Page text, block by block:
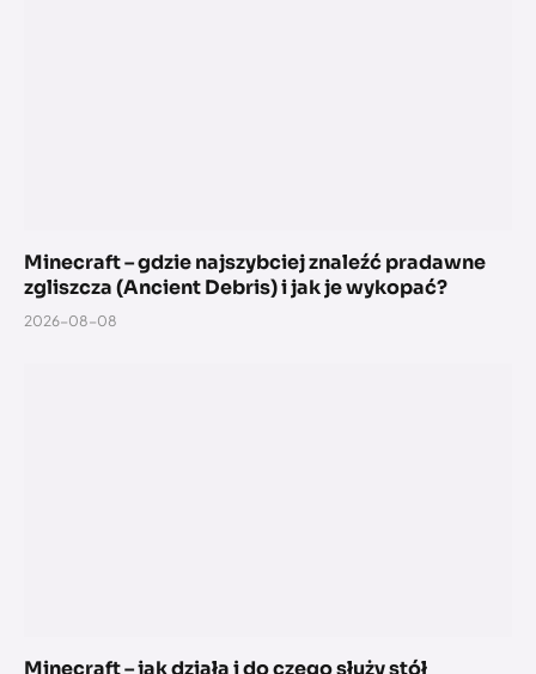
Minecraft – gdzie najszybciej znaleźć pradawne
zgliszcza (Ancient Debris) i jak je wykopać?
2026-08-08